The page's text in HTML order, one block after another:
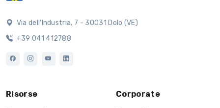
Via dell'Industria, 7 - 30031 Dolo (VE)
+39 041 412788
Risorse Corporate